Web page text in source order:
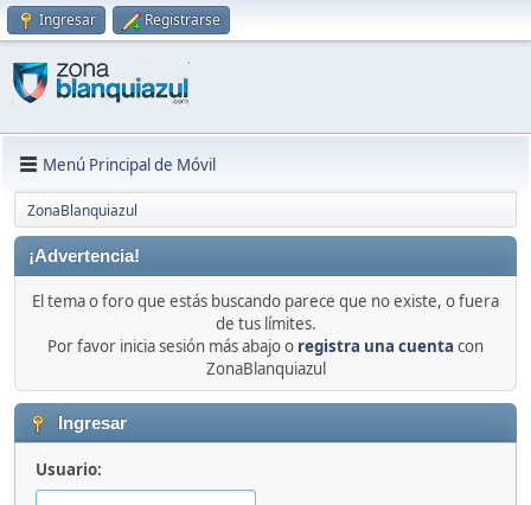
Ingresar Registrarse
Menú Principal de Móvil
ZonaBlanquiazul
¡Advertencia!
El tema o foro que estás buscando parece que no existe, o fuera
de tus límites.
Por favor inicia sesión más abajo o registra una cuenta con
ZonaBlanquiazul
Ingresar
Usuario: